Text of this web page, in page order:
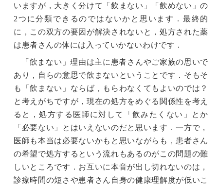
いますが，大きく分けて「飲まない」「飲めない」の
2つに分類できるのではないかと思います．最終的
に，この双方の要因が解決されないと，処方された薬
は患者さんの体には入っていかないわけです．
「飲まない」理由は主に患者さんやご家族の思いで
あり，自らの意思で飲まないということです．そもそ
も「飲まない」ならば，もらわなくてもよいのでは？
と考えがちですが，現在の処方をめぐる関係性を考え
ると，処方する医師に対して「飲みたくない」とか
「必要ない」とはいえないのだと思います．一方で，
医師も本当は必要ないかもと思いながらも，患者さん
の希望で処方するという流れもあるのがこの問題の難
しいところです．お互いに本音が出し切れないのは，
診療時間の短さや患者さん自身の健康理解度が低いこ